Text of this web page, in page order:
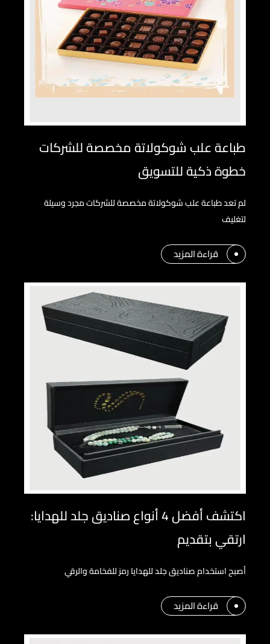
طباعة علب شوكولاتة مخصصة للشركات
خطوة ذكية للتسويق
لم تعد طباعة علب شوكولاتة مخصصة للشركات مجرد وسيلة
لتغليف
قراءة المزيد
اكتشف أفضل 4 أنواع صناديق جلد للهدايا:
ارتقي بتقديم
أصبح استخدام صناديق جلد للهدايا رمز للفخامة والرقي
قراءة المزيد